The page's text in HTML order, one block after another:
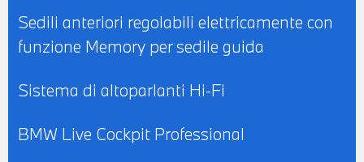
Sedili anteriori regolabili elettricamente con
funzione Memory per sedile guida
Sistema di altoparlanti Hi-Fi
BMW Live Cockpit Professional